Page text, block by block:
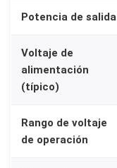
P
M
8
0
Potencia de salida
Voltaje de
alimentación
(típico)
Rango de voltaje
de operación